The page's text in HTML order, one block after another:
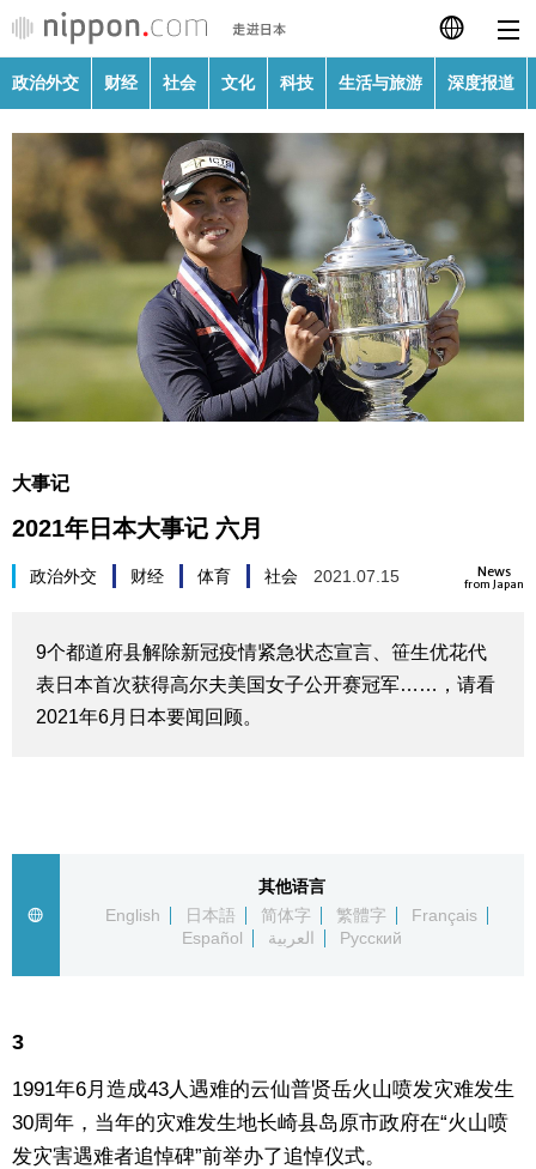
日本語
Français
Español
العربية
政治外交
生活与旅游
深度报道
视觉日本
日本信息库
日本一瞥
东京
政治外交 财经 社会 文化 科技 生活与旅游 深度报道
大事记
2021年日本大事记 六月
News
from Japan
政治外交 财经 体育 社会 2021.07.15
9个都道府县解除新冠疫情紧急状态宣言、笹生优花代
表日本首次获得高尔夫美国女子公开赛冠军……，请看
2021年6月日本要闻回顾。
其他语言
English
日本語 简体字 繁體字
Français
Español
العربية Русский
3
1991年6月造成43人遇难的云仙普贤岳火山喷发灾难发生
30周年，当年的灾难发生地长崎县岛原市政府在“火山喷
发灾害遇难者追悼碑”前举办了追悼仪式。